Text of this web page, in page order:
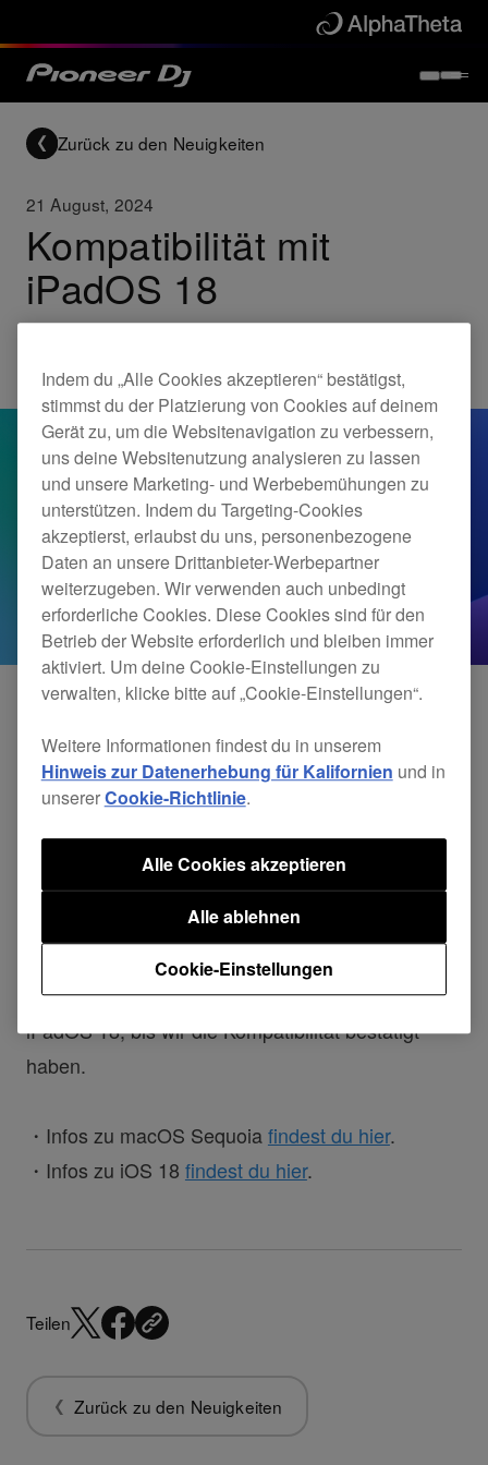
Zurück zu den Neuigkeiten
21 August, 2024
Kompatibilität mit
iPadOS 18
Wir überprüfen derzeit die Kompatibilität unserer
Software und Hardware mit iPad OS 18. Sobald
Updates zur Verfügung.
Bis dahin können wir die Kompatibilität unserer
Produkte mit dem Betriebssystem nicht
garantieren. Bitte wartet mit dem Update auf
iPadOS 18, bis wir die Kompatibilität bestätigt
haben.
・Infos zu macOS Sequoiafindest du hier.
・Infos zu iOS 18 findest du hier.
Teilen
Zurück zu den Neuigkeiten
Indem du „Alle Cookies akzeptieren“ bestätigst,
stimmst du der Platzierung von Cookies auf deinem
Gerät zu, um die Websitenavigation zu verbessern,
uns deine Websitenutzung analysieren zu lassen
und unsere Marketing- und Werbebemühungen zu
unterstützen. Indem du Targeting-Cookies
akzeptierst, erlaubst du uns, personenbezogene
Daten an unsere Drittanbieter-Werbepartner
weiterzugeben. Wir verwenden auch unbedingt
erforderliche Cookies. Diese Cookies sind für den
Betrieb der Website erforderlich und bleiben immer
aktiviert. Um deine Cookie-Einstellungen zu
verwalten, klicke bitte auf „Cookie-Einstellungen“.
Weitere Informationen findest du in unserem
Hinweis zur Datenerhebung für Kalifornien und in
unsererCookie-Richtlinie.
Cookie-Einstellungen
Alle ablehnen
Alle Cookies akzeptieren